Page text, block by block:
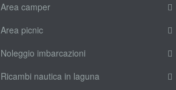
Area camper
Area picnic
Noleggio imbarcazioni
Ricambi nautica in laguna